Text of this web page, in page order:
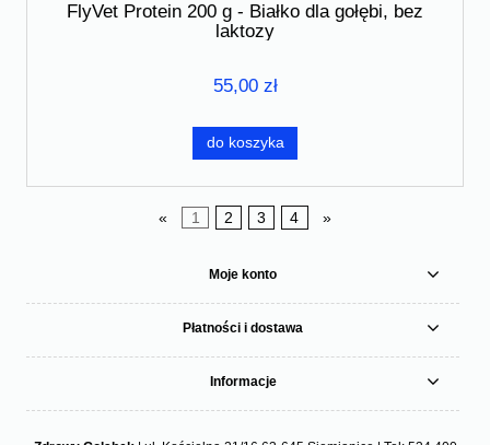
FlyVet Protein 200 g - Białko dla gołębi, bez
laktozy
55,00 zł
do koszyka
« 1 2 3 4 »
Moje konto
Płatności i dostawa
Informacje